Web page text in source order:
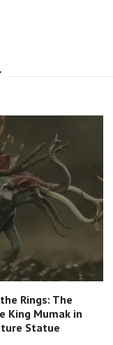
Rings: The
King Mumak in
Statue